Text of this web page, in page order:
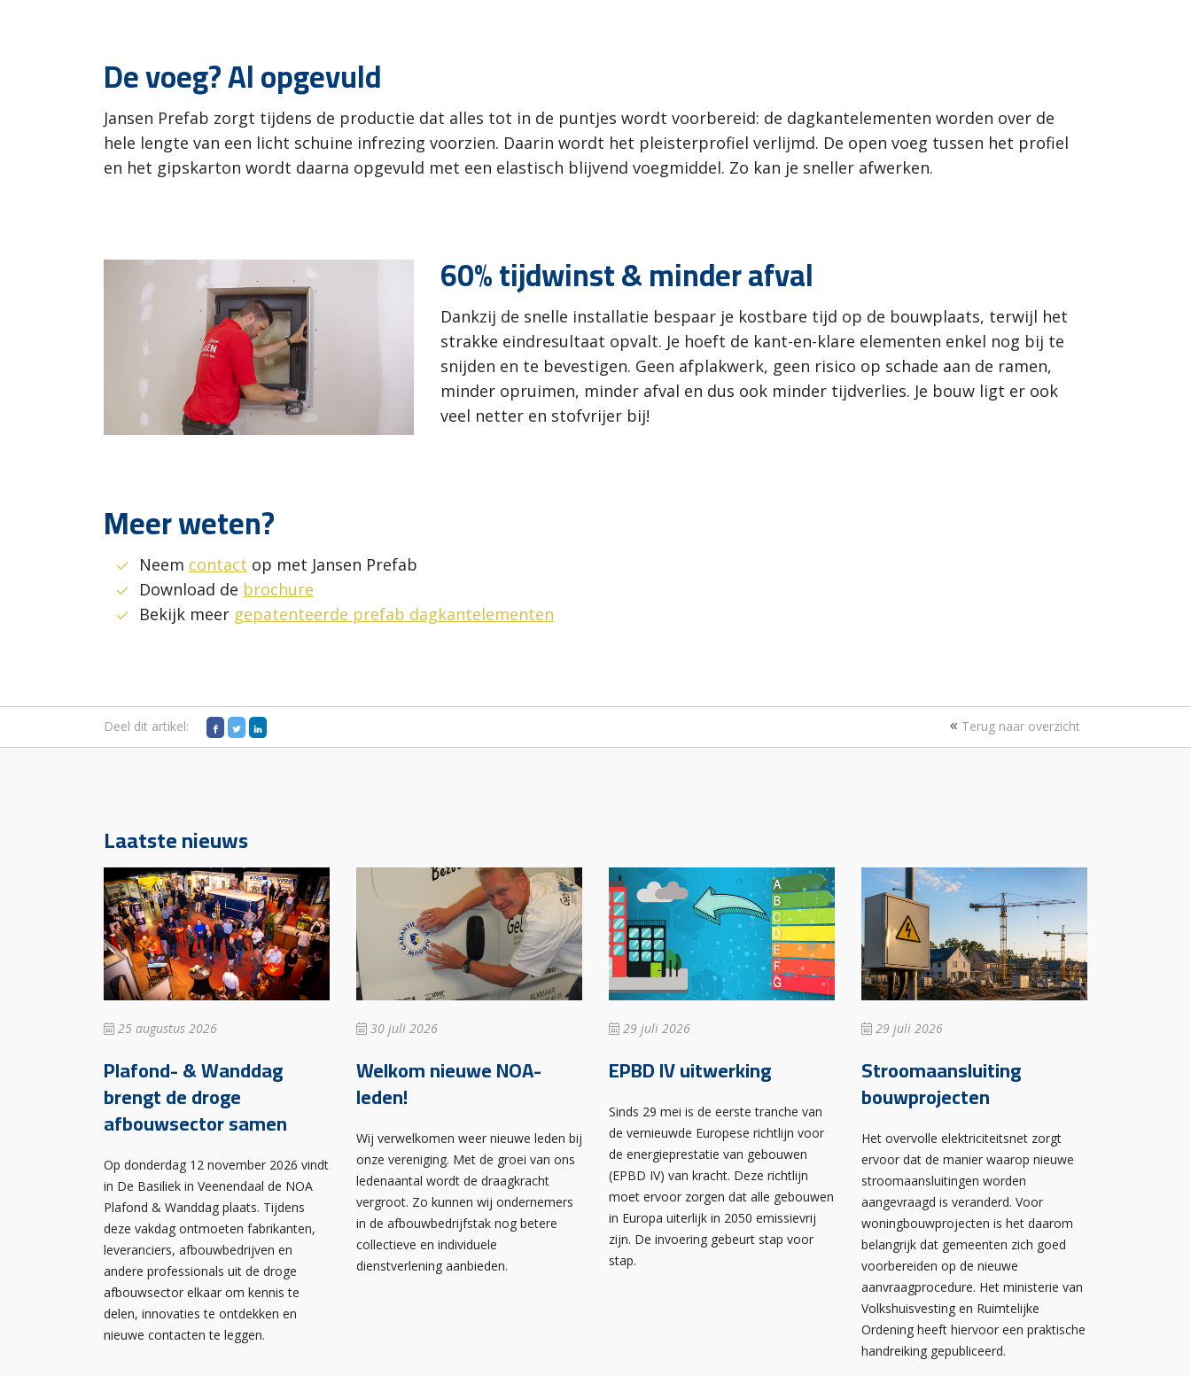
De voeg? Al opgevuld
Jansen Prefab zorgt tijdens de productie dat alles tot in de puntjes wordt voorbereid: de dagkantelementen worden over de
hele lengte van een licht schuine infrezing voorzien. Daarin wordt het pleisterprofiel verlijmd. De open voeg tussen het profiel
en het gipskarton wordt daarna opgevuld met een elastisch blijvend voegmiddel. Zo kan je sneller afwerken.
60% tijdwinst & minder afval
Dankzij de snelle installatie bespaar je kostbare tijd op de bouwplaats, terwijl het
strakke eindresultaat opvalt. Je hoeft de kant-en-klare elementen enkel nog bij te
snijden en te bevestigen. Geen afplakwerk, geen risico op schade aan de ramen,
minder opruimen, minder afval en dus ook minder tijdverlies. Je bouw ligt er ook
veel netter en stofvrijer bij!
Meer weten?
Neem contact op met Jansen Prefab
Download de brochure
Bekijk meer gepatenteerde prefab dagkantelementen
Deel dit artikel: Terug naar overzicht
Laatste nieuws
25 augustus 2026
Plafond- & Wanddag
brengt de droge
afbouwsector samen
Op donderdag 12 november 2026 vindt
in De Basiliek in Veenendaal de NOA
Plafond & Wanddag plaats. Tijdens
deze vakdag ontmoeten fabrikanten,
leveranciers, afbouwbedrijven en
andere professionals uit de droge
afbouwsector elkaar om kennis te
delen, innovaties te ontdekken en
nieuwe contacten te leggen.
30 juli 2026
Welkom nieuwe NOA-
leden!
Wij verwelkomen weer nieuwe leden bij
onze vereniging. Met de groei van ons
ledenaantal wordt de draagkracht
vergroot. Zo kunnen wij ondernemers
in de afbouwbedrijfstak nog betere
collectieve en individuele
dienstverlening aanbieden.
29 juli 2026
EPBD IV uitwerking
Sinds 29 mei is de eerste tranche van
de vernieuwde Europese richtlijn voor
de energieprestatie van gebouwen
(EPBD IV) van kracht. Deze richtlijn
moet ervoor zorgen dat alle gebouwen
in Europa uiterlijk in 2050 emissievrij
zijn. De invoering gebeurt stap voor
stap.
29 juli 2026
Stroomaansluiting
bouwprojecten
Het overvolle elektriciteitsnet zorgt
ervoor dat de manier waarop nieuwe
stroomaansluitingen worden
aangevraagd is veranderd. Voor
woningbouwprojecten is het daarom
belangrijk dat gemeenten zich goed
voorbereiden op de nieuwe
aanvraagprocedure. Het ministerie van
Volkshuisvesting en Ruimtelijke
Ordening heeft hiervoor een praktische
handreiking gepubliceerd.